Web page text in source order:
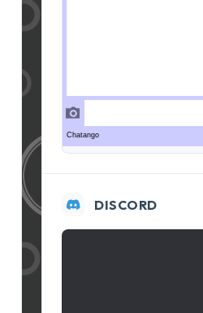
DISCORD